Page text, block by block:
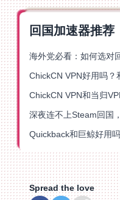
回国加速器推荐
深夜连不上Steam回国
Spread the love